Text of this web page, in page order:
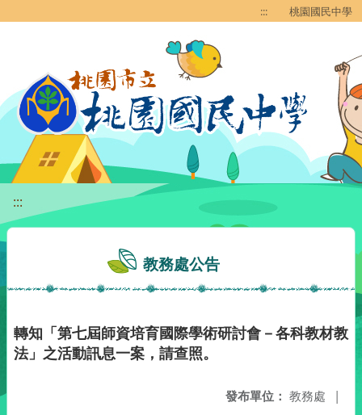
::: 桃園國民中學
:::
教務處公告
轉知「第七屆師資培育國際學術研討會－各科教材教
法」之活動訊息一案，請查照。
發布單位： 教務處 |